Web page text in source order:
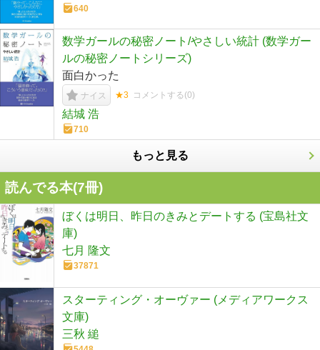
640
数学ガールの秘密ノート/やさしい統計 (数学ガー
ルの秘密ノートシリーズ)
面白かった
ナイス ★3 コメントする(0)
結城 浩
710
もっと見る
読んでる本(7冊)
ぼくは明日、昨日のきみとデートする (宝島社文
庫)
七月 隆文
37871
スターティング・オーヴァー (メディアワークス
文庫)
三秋 縋